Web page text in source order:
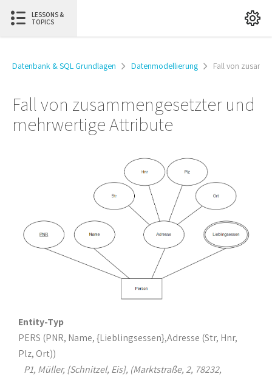
LESSONS &
TOPICS
Datenbank & SQL Grundlagen Datenmodellierung Fall von
Fall von zusammengesetzter und
mehrwertige Attribute
Entity-Typ
PERS (PNR, Name, {Lieblingsessen},Adresse (Str, Hnr,
Plz, Ort))
P1, Müller, {Schnitzel, Eis}, (Marktstraße, 2, 78232,